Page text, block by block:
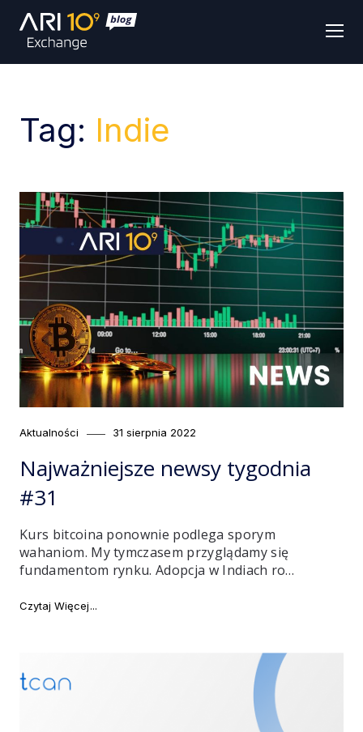
Tag: Indie
Category
Aktualności
Posted
31 sierpnia 2022
Najważniejsze newsy tygodnia
#31
Kurs bitcoina ponownie podlega sporym
wahaniom. My tymczasem przyglądamy się
fundamentom rynku. Adopcja w Indiach ro…
Czytaj Więcej